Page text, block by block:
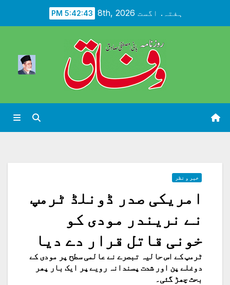
ہفتہ. اگست 8th, 2026 5:42:44 PM
خبر و نظر
امریکی صدر ڈونلڈ ٹرمپ
نے نریندر مودی کو
خونی قاتل قرار دے دیا
ٹرمپ کے اس حالیہ تبصرے نے عالمی سطح پر مودی کے
دوغلے پن اور شدت پسندانہ رویے پر ایک بار پھر
بحث چھڑ گئی۔